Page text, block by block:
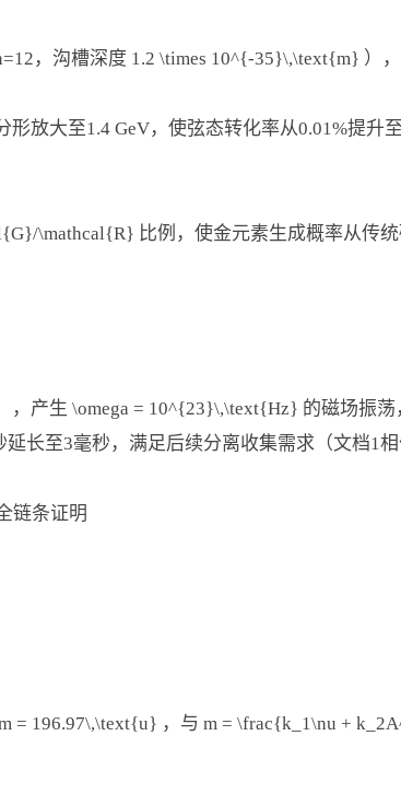
，沟槽深度 1.2 \times 10^{-35}\,\text{m} ），
放大至1.4 GeV，使弦态转化率从0.01%提升
\mathcal{R} 比例，使金元素生成概率从传
，产生 \omega = 10^{23}\,\text{Hz} 的磁场振
长至3毫秒，满足后续分离收集需求（文档1相
链条证明
= 196.97\,\text{u} ，与 m = \frac{k_1\nu +